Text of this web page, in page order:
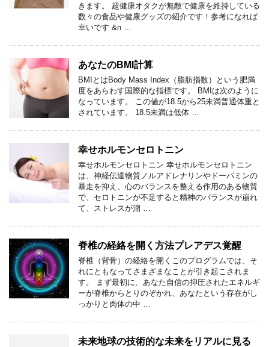
きます。 超健康オタクが無敵で健康を維持している
数々の食品や健康グッズの紹介です！参考になれば
幸いです &n …
あなたのBMI計算
BMIとはBody Mass Index（脂肪指数）という肥満
度をあらわす国際的な指標です。 BMIは次のように
なっています。 この値が18.5から25未満普通体重と
されています。 18.5未満は低体 …
幸せホルモンセロトニン
幸せホルモンセロトニン 幸せホルモンセロトニン
は、神経伝達物質ノルアドレナリンやドーパミンの
暴走を抑え、心のバランスを整える作用のある物質
で、セロトニンが不足すると精神のバランスが崩れ
て、ストレスが溜 …
脊椎の経絡を開く方法プレアデス覚醒
脊椎（背骨）の経絡を開くこのプログラムでは、そ
れにともなってさまざまなことが引き起こされま
す。 まず最初に、あなた自信の抑圧されたエネルギ
ーが脊椎からとりのぞかれ、あなたという存在がし
っかりと肉体の中 …
未来地球の技術的な未来をリアルに見る